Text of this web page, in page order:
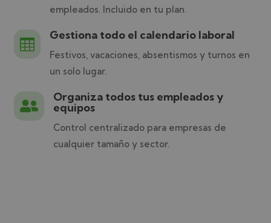
empleados. Incluido en tu plan.

Gestiona todo el calendario laboral
Festivos, vacaciones, absentismos y turnos en
un solo lugar.

Organiza todos tus empleados y
equipos
Control centralizado para empresas de
cualquier tamaño y sector.